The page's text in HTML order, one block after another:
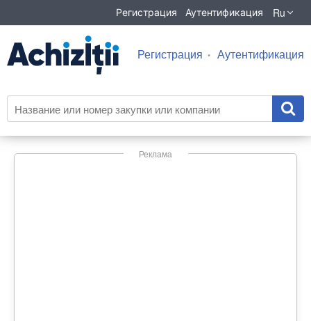
Регистрация Аутентификация Ru
Регистрация Аутентификация
Реклама